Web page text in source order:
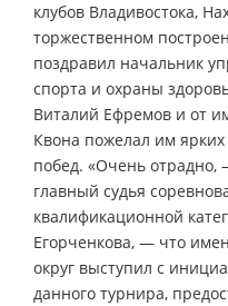
клубов Владивостока,
торжественном
поздравил начальник
спорта и охраны
Виталий Ефремов и от
Квона пожелал им
побед. «Очень отрадно,
главный судья
квалификационной
Егорченкова, — что
округ выступил с
данного турнира,